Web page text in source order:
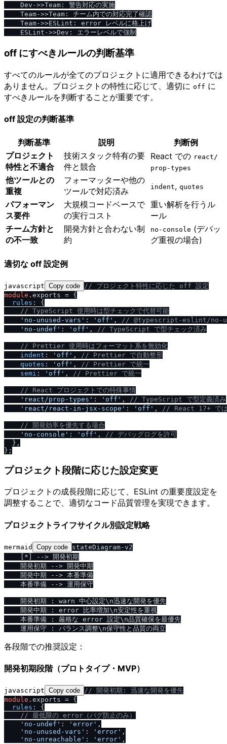
    Dev->>Team: 警告対応の実施
    Team->>Team: チーム内での対応完了確認
    Team->>ESLint: error レベルに格上げ
off にすべきルールの判断基準
すべてのルールが全てのプロジェクトに適用できるわけでは
ありません。プロジェクトの特性に応じて、適切に off に
すべきルールを判断することが重要です。
off 設定の判断基準
判断基準 説明
判断例
プロジェクト
特性と不適合
技術スタック特有の要
件と競合
React での react​/​
prop-types
他ツールとの
重複
フォーマッターや他の
ツールで対応済み
indent, quotes
パフォーマン
ス要件
大規模コードベースで
の実行コスト
重い解析を行うル
ール
チーム方針と
の不一致
開発方針と合わない制
約
no-console (デバッ
グ重視の場合)
適切な off 設定例
javascript Copy code / / プロジェクト特性に応じた off 設定
module . exports = {
rules : {
/ / TypeScript 使用時は型チェックで代替可能
'no-unused-vars' : 'off' , / / @typescript-eslint /no-
'no-undef' : 'off' , / / TypeScript で型チェック済み
/ / Prettier 使用時はフォーマット系を無効化
indent : 'off' , / / Prettier で自動整形
quotes : 'off' , / / Prettier で統一
semi : 'off' , / / Prettier で統一
/ / React プロジェクトでの特殊事情
'react /prop-types' : 'off' , / / TypeScript で型定義済み
'react / react-in-jsx-scope' : 'off' , / / React 17+ で
/ / 開発効率を優先する場合
'no-console' : 'off' , / / デバッグログを許可
  },
プロジェクト段階に応じた設定変更
プロジェクトの成長段階に応じて、ESLint の重要度設定を
調整することで、適切なコード品質管理を実現できます。
プロジェクトライフサイクル別設定戦略
mermaid Copy code stateDiagram-v2
    [*] --> 開発初期
    開発初期 --> 開発中期
    開発中期 --> 本番準備
    本番準備 --> 運用保守
    開発初期 : warn 中心設定\n迅速な開発を優先
    開発中期 : error 比率増加\n安定性を重視
    本番準備 : 厳格な error 設定\n品質確保を最優先
各段階での推奨設定：
開発初期段階（プロトタイプ・MVP）
javascript Copy code // 開発初期: 迅速な開発を優先
module . exports = {
rules : {
// 最低限の error（バグ防止のみ）
'no-undef' : 'error' ,
'no-unused-vars' : 'error' ,
'no-unreachable' : 'error' ,